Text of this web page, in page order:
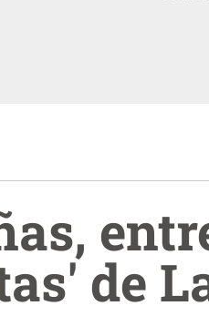
de